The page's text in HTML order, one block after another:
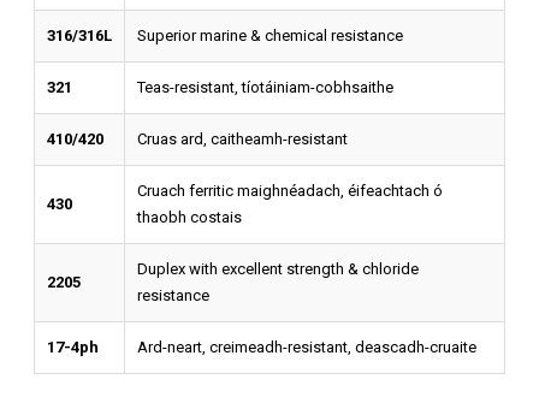
316/316L Superior marine & chemical resistance
321 Teas-resistant, tíotáiniam-cobhsaithe
410/420 Cruas ard, caitheamh-resistant
430
Cruach ferritic maighnéadach, éifeachtach ó
thaobh costais
2205
Duplex with excellent strength & chloride
resistance
17-4ph Ard-neart, creimeadh-resistant, deascadh-cruaite